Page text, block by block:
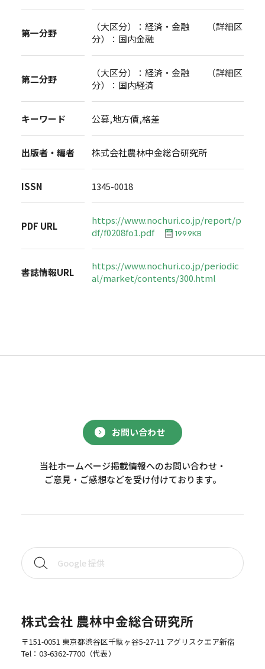
第一分野
（大区分）：経済・金融 （詳細区
分）：国内金融
第二分野
（大区分）：経済・金融 （詳細区
分）：国内経済
キーワード 公募,地方債,格差
出版者・編者 株式会社農林中金総合研究所
ISSN 1345-0018
PDF URL
https://www.nochuri.co.jp/report/p
df/f0208fo1.pdf
199.9KB
書誌情報URL
https://www.nochuri.co.jp/periodic
al/market/contents/300.html
お問い合わせ
当社ホームページ掲載情報へのお問い合わせ・
ご意見・ご感想などを受け付けております。
株式会社 農林中金総合研究所
〒151-0051 東京都渋谷区千駄ヶ谷5-27-11 アグリスクエア新宿
Tel： 03-6362-7700（代表）